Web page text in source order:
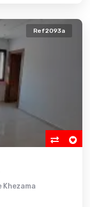
Ref2093a
Khezama